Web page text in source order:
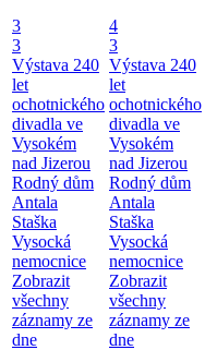
3
3
Výstava 240
let
ochotnického
divadla ve
Vysokém
nad Jizerou
Rodný dům
Antala
Staška
Vysocká
nemocnice
Zobrazit
všechny
záznamy ze
dne
4
3
Výstava 240
let
ochotnického
divadla ve
Vysokém
nad Jizerou
Rodný dům
Antala
Staška
Vysocká
nemocnice
Zobrazit
všechny
záznamy ze
dne